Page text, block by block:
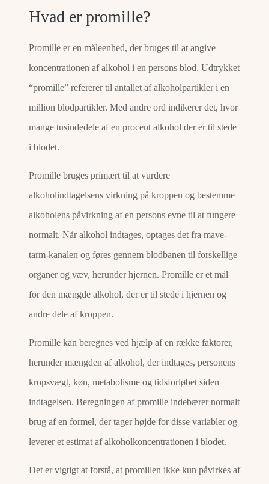
Hvad er promille?
Promille er en måleenhed, der bruges til at angive
koncentrationen af alkohol i en persons blod. Udtrykket
“promille” refererer til antallet af alkoholpartikler i en
million blodpartikler. Med andre ord indikerer det, hvor
mange tusindedele af en procent alkohol der er til stede
i blodet.
Promille bruges primært til at vurdere
alkoholindtagelsens virkning på kroppen og bestemme
alkoholens påvirkning af en persons evne til at fungere
normalt. Når alkohol indtages, optages det fra mave-
tarm-kanalen og føres gennem blodbanen til forskellige
organer og væv, herunder hjernen. Promille er et mål
for den mængde alkohol, der er til stede i hjernen og
andre dele af kroppen.
Promille kan beregnes ved hjælp af en række faktorer,
herunder mængden af alkohol, der indtages, personens
kropsvægt, køn, metabolisme og tidsforløbet siden
indtagelsen. Beregningen af promille indebærer normalt
brug af en formel, der tager højde for disse variabler og
leverer et estimat af alkoholkoncentrationen i blodet.
Det er vigtigt at forstå, at promillen ikke kun påvirkes af